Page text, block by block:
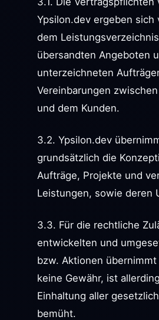
Ypsilon.dev ergeben sich
dem
übersandten Angeboten
unterzeichneten
Vereinbarungen
und dem Kunden.
3.2. Ypsilon.dev
grundsätzlich die
Aufträge, Projekte und
Leistungen, sowie deren
3.3. Für die rechtliche
entwickelten und
bzw. Aktionen
keine Gewähr, ist
Einhaltung aller
bemüht.